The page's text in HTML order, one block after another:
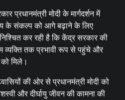
प्रधानमंत्री मोदी के मार्गदर्शन में
के संकल्प को आगे बढ़ाने के लिए
कर रही है कि केंद्र सरकार की
व्यक्ति तक प्रभावी रूप से पहुंचे और
मिले।
की ओर से प्रधानमंत्री मोदी को
और दीर्घायु जीवन की कामना की